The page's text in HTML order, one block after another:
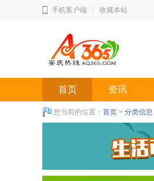
手机客户端 收藏本站
首页 资讯
您当前的位置： 首页 > 分类信息